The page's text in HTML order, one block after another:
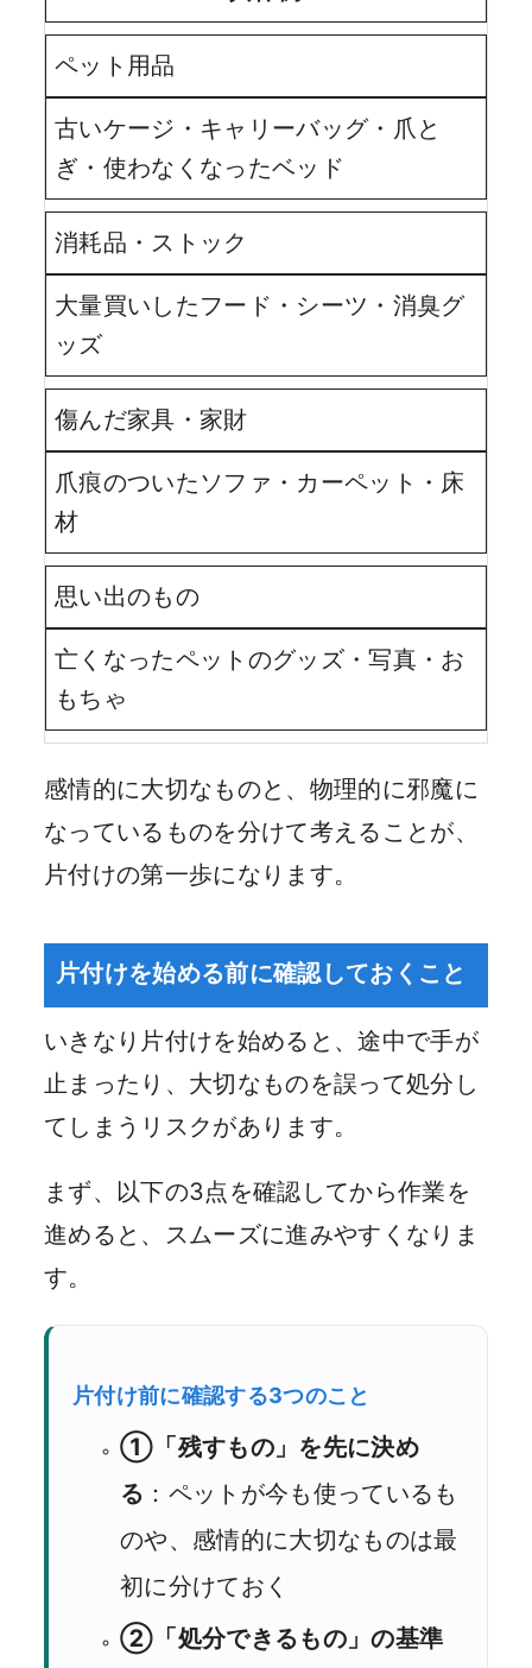
ペット用品
古いケージ・キャリーバッグ・爪と
ぎ・使わなくなったベッド
消耗品・ストック
大量買いしたフード・シーツ・消臭グ
ッズ
傷んだ家具・家財
爪痕のついたソファ・カーペット・床
材
思い出のもの
亡くなったペットのグッズ・写真・お
もちゃ
感情的に大切なものと、物理的に邪魔に
なっているものを分けて考えることが、
片付けの第一歩になります。
片付けを始める前に確認しておくこと
いきなり片付けを始めると、途中で手が
止まったり、大切なものを誤って処分し
てしまうリスクがあります。
まず、以下の3点を確認してから作業を
進めると、スムーズに進みやすくなりま
す。
片付け前に確認する3つのこと
①「残すもの」を先に決め
る ：ペットが今も使っているも
のや、感情的に大切なものは最
初に分けておく
②「処分できるもの」の基準